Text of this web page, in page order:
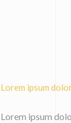
Lorem ipsum
Lorem ipsum